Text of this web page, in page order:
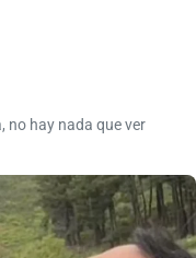
no hay nada que ver